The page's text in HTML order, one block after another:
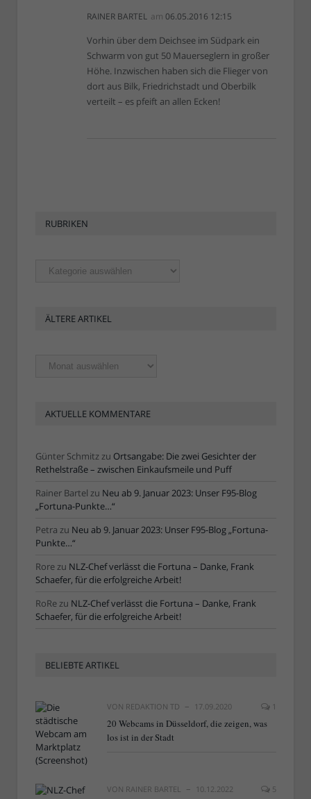
RAINER BARTEL am 06.05.2016 12:15
Vorhin über dem Deichsee im Südpark ein
Schwarm von gut 50 Mauerseglern in großer
Höhe. Inzwischen haben sich die Flieger von
dort aus Bilk, Friedrichstadt und Oberbilk
verteilt – es pfeift an allen Ecken!
RUBRIKEN
Rubriken
ÄLTERE ARTIKEL
Ältere
Artikel
AKTUELLE KOMMENTARE
Günter Schmitzzu Ortsangabe: Die zwei Gesichter der
Rethelstraße – zwischen Einkaufsmeile und Puff
Rainer Bartel zu Neu ab 9. Januar 2023: Unser F95-Blog
„Fortuna-Punkte…“
Petra zu Neu ab 9. Januar 2023: Unser F95-Blog „Fortuna-
Punkte…“
Rorezu NLZ-Chef verlässt die Fortuna – Danke, Frank
Schaefer, für die erfolgreiche Arbeit!
RoRezu NLZ-Chef verlässt die Fortuna – Danke, Frank
Schaefer, für die erfolgreiche Arbeit!
BELIEBTE ARTIKEL
VON REDAKTION TD 17.09.2020 1
20 Webcams in Düsseldorf, die zeigen, was
los ist in der Stadt
VON RAINER BARTEL 10.12.2022 5